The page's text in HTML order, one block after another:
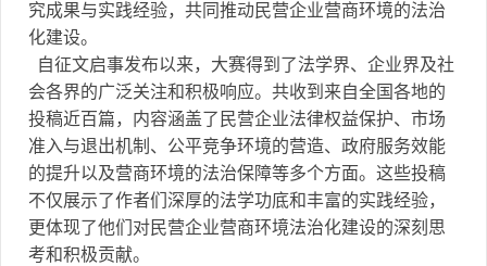
究成果与实践经验，共同推动民营企业营商环境的法治
化建设。
自征文启事发布以来，大赛得到了法学界、企业界及社
会各界的广泛关注和积极响应。共收到来自全国各地的
投稿近百篇，内容涵盖了民营企业法律权益保护、市场
准入与退出机制、公平竞争环境的营造、政府服务效能
的提升以及营商环境的法治保障等多个方面。这些投稿
不仅展示了作者们深厚的法学功底和丰富的实践经验，
更体现了他们对民营企业营商环境法治化建设的深刻思
考和积极贡献。